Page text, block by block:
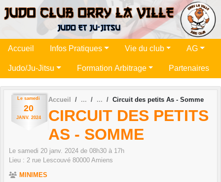
Accueil Infos Pratiques Vie du club AG
Judo/Ju-Jitsu Formation Arbitrage Partenaires
Le samedi
20
JANV. 2024
Accueil Circuit des petits As - Somme
CIRCUIT DES PETITS
AS - SOMME
Le samedi 20 janv. 2024 de 08h30 à 17h
Lieu : 2 rue Lescouvé 80000 Amiens
MINIMES
Panneau de gestion des cookies